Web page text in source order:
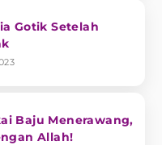
Gotik Setelah
Baju Menerawang,
Allah!